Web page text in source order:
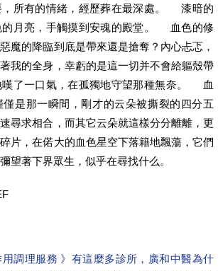
，所有的情緒，經歷葬在最深處。 漆暗的
的月亮，手觸摸到安魂的殿堂。 血色的修
魔的降臨到底是帶來還是搶奪？內心忐忑，
我的全身，幸虧的是這一切并不會給軀殼帶
嘆了一口氣，在孤獨地守望那種無奈。 血
是那一瞬間，剛才的云朵被撕裂的四分五
尋求相合，而其它云朵就這樣分分離離，更
片，在偌大的血色星空下落籍地飄蕩，它們
望著下界眾生，似乎在尋找什么。
調理服務 》有這麼多診所，廣和中醫為什